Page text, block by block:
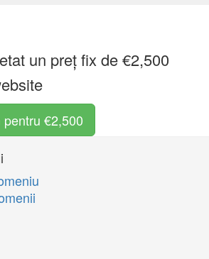
un preț fix de €2,500
€2,500